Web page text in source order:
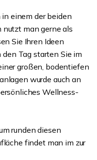
einem der beiden
nutzt man gerne als
Sie Ihren Ideen
Tag starten Sie im
großen, bodentiefen
wurde auch an
Wellness-
runden diesen
findet man im zur